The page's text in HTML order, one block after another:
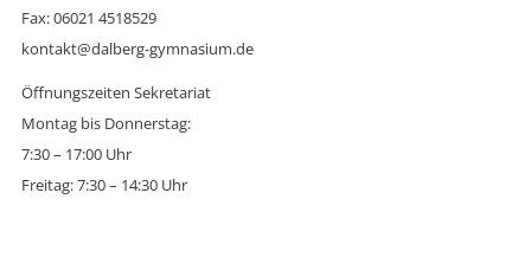
Fax: 06021 4518529
kontakt@dalberg-gymnasium.de
Öffnungszeiten Sekretariat
Montag bis Donnerstag:
7:30 – 17:00 Uhr
Freitag: 7:30 – 14:30 Uhr